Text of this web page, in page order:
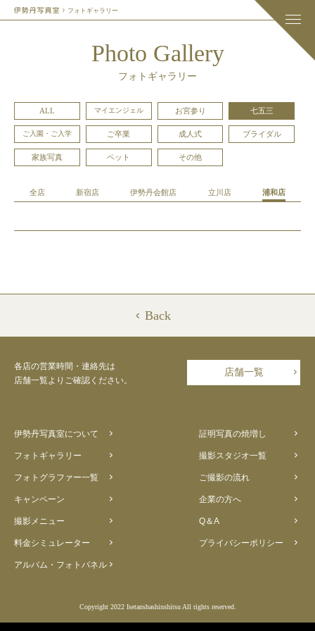
フォトギャラリー
Photo Gallery
フォトギャラリー
ALL マイエンジェル お宮参り 七五三
ご入園・ご入学 ご卒業 成人式 ブライダル
家族写真 ペット その他
全店 新宿店 伊勢丹会館店 立川店 浦和店
Back
各店の営業時間・連絡先は
店舗一覧よりご確認ください。
店舗一覧
伊勢丹写真室について 証明写真の焼増し
フォトギャラリー 撮影スタジオ一覧
フォトグラファー一覧 ご撮影の流れ
キャンペーン 企業の方へ
撮影メニュー Q＆A
料金シミュレーター プライバシーポリシー
アルバム・フォトパネル
Copyright 2022 Isetanshashinshitsu All rights reserved.